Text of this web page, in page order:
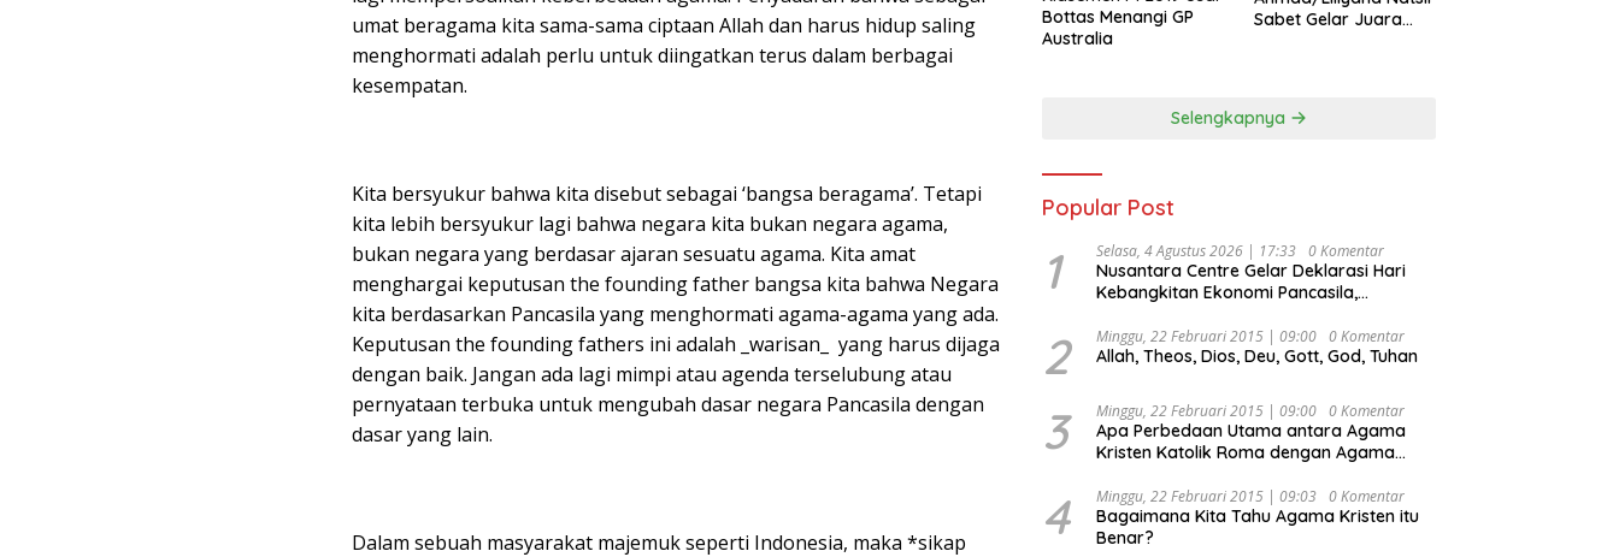
umat beragama kita sama-sama ciptaan Allah dan harus hidup saling
menghormati adalah perlu untuk diingatkan terus dalam berbagai
kesempatan.
Kita bersyukur bahwa kita disebut sebagai ‘bangsa beragama’. Tetapi
kita lebih bersyukur lagi bahwa negara kita bukan negara agama,
bukan negara yang berdasar ajaran sesuatu agama. Kita amat
menghargai keputusan the founding father bangsa kita bahwa Negara
kita berdasarkan Pancasila yang menghormati agama-agama yang ada.
Keputusan the founding fathers ini adalah _warisan_ yang harus dijaga
dengan baik. Jangan ada lagi mimpi atau agenda terselubung atau
pernyataan terbuka untuk mengubah dasar negara Pancasila dengan
dasar yang lain.
Dalam sebuah masyarakat majemuk seperti Indonesia, maka *sikap
Bottas Menangi GP
Australia
Sabet Gelar Juara
Selengkapnya
Popular Post
1 Selasa, 4 Agustus 2026 | 17:33 0 Komentar
Nusantara Centre Gelar Deklarasi Hari
Kebangkitan Ekonomi Pancasila,
Djojohadikusumo Anti Penjajahan
(Pergolakan Ekonomi Politik Indonesia) &
Undang Perekonomian Nasional dan
Kesejahteraan Sosial dalam Menata
Bangsa Menuju Indonesia Emas 2045”,
2 Minggu, 22 Februari 2015 | 09:00 0 Komentar
Allah, Theos, Dios, Deu, Gott, God, Tuhan
3 Minggu, 22 Februari 2015 | 09:00 0 Komentar
Apa Perbedaan Utama antara Agama
Kristen Katolik Roma dengan Agama
4 Minggu, 22 Februari 2015 | 09:03 0 Komentar
Bagaimana Kita Tahu Agama Kristen itu
Benar?